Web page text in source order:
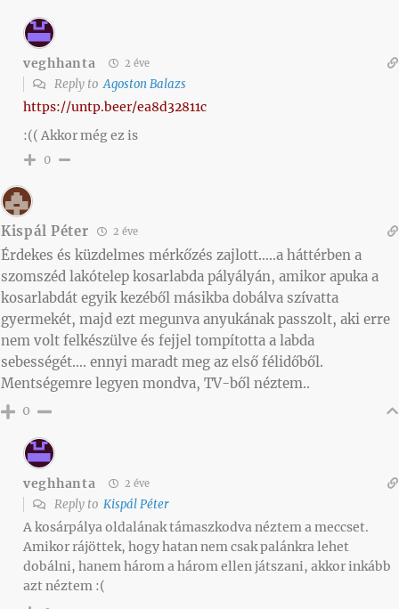
veghhanta 2 éve
Reply toAgoston Balazs
https://untp.beer/ea8d32811c
:(( Akkor még ez is
0
Kispál Péter 2 éve
Érdekes és küzdelmes mérkőzés zajlott…..a háttérben a
szomszéd lakótelep kosarlabda pályályán, amikor apuka a
kosarlabdát egyik kezéből másikba dobálva szívatta
gyermekét, majd ezt megunva anyukának passzolt, aki erre
nem volt felkészülve és fejjel tompította a labda
sebességét…. ennyi maradt meg az első félidőből.
Mentségemre legyen mondva, TV-ből néztem..
0
veghhanta 2 éve
Reply to Kispál Péter
A kosárpálya oldalának támaszkodva néztem a meccset.
Amikor rájöttek, hogy hatan nem csak palánkra lehet
dobálni, hanem három a három ellen játszani, akkor inkább
azt néztem :(